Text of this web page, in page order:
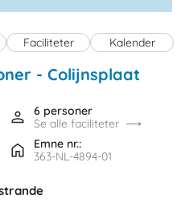
Faciliteter Kalender
- Colijnsplaat
6 personer
Se alle faciliteter
Emne nr.:
363-NL-4894-01